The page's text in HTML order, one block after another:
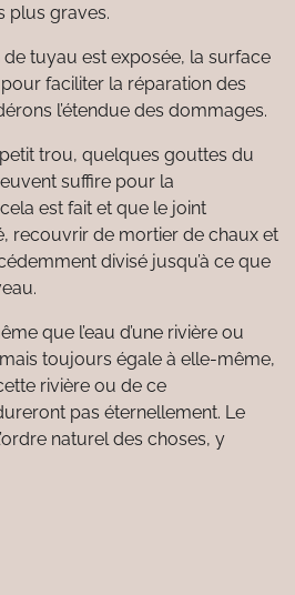
plus graves.
tuyau est exposée, la surface
faciliter la réparation des
l’étendue des dommages.
petit trou, quelques gouttes du
suffire pour la
est fait et que le joint
recouvrir de mortier de chaux et
divisé jusqu’à ce que
que l’eau d’une rivière ou
toujours égale à elle-même,
rivière ou de ce
pas éternellement. Le
naturel des choses, y